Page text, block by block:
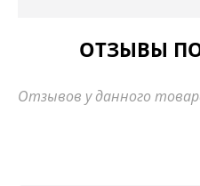
ОТЗЫВЫ
Отзывов у данного